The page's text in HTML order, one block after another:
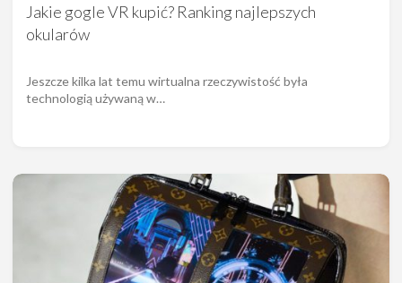
Jakie gogle VR kupić? Ranking najlepszych
okularów
Jeszcze kilka lat temu wirtualna rzeczywistość była
technologią używaną w…